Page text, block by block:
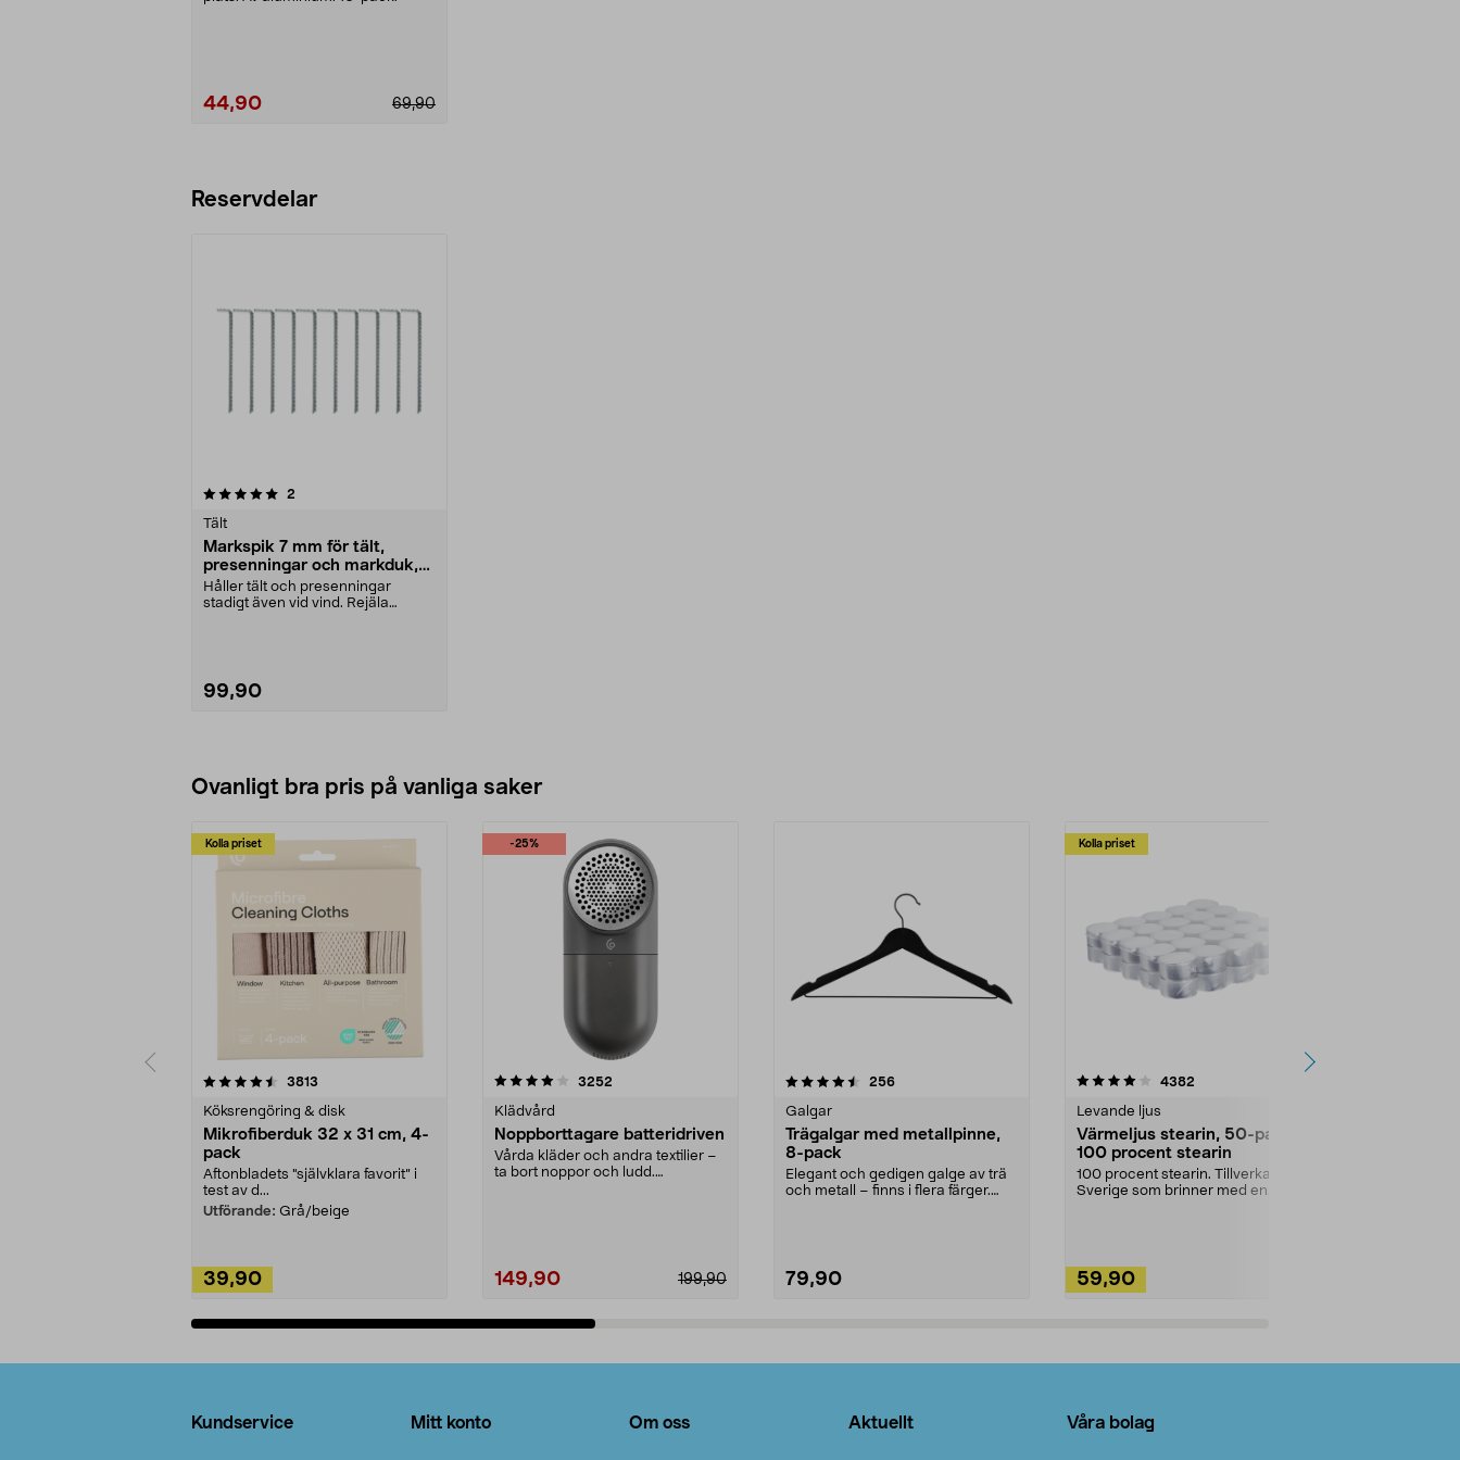
69,90
44,90
Reservdelar
2
Tält
Markspik 7 mm för tält,
presenningar och markduk,
10-pack
Håller tält och presenningar
stadigt även vid vind. Rejäla
99,90
Ovanligt bra pris på vanliga saker
Kolla priset
3813
Köksrengöring & disk
Mikrofiberduk 32 x 31 cm, 4-
pack
Aftonbladets "självklara favorit” i
test av d...
Utförande: Grå/beige
39,90
-25%
4.0av 5 stjärnor 3252
Klädvård
Noppborttagare batteridriven
Vårda kläder och andra textilier –
ta bort noppor och ludd.
199,90
149,90
4.5av 5 stjärnor 256recensioner
Galgar
Trägalgar med metallpinne,
8-pack
Elegant och gedigen galge av trä
och metall – finns i flera färger.
79,90
Kolla priset
4.0av 5 stjärnor 4382
Levande ljus
Värmeljus stearin, 50-pack,
100 procent stearin
100 procent stearin. Tillverkade i
Sverige som brinner med en
59,90
4.5av 5 stjärnor
Kundservice Mitt konto Om oss Aktuellt Våra bolag